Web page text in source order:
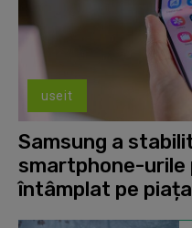
useit
Samsung a
smartphone-urile
întâmplat pe